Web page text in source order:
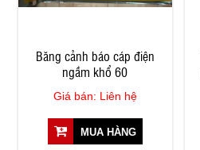
Băng cảnh báo cáp điện
ngầm khổ 60
Giá bán: Liên hệ
MUA HÀNG